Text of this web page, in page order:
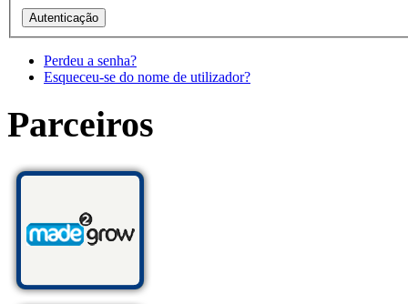
Perdeu a senha?
Esqueceu-se do nome de utilizador?
Parceiros